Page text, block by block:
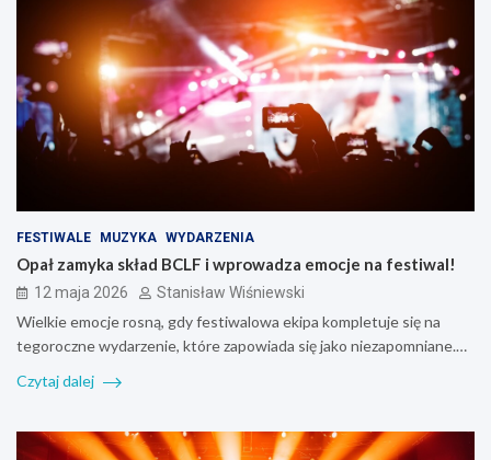
FESTIWALE MUZYKA WYDARZENIA
Opał zamyka skład BCLF i wprowadza emocje na festiwal!
12 maja 2026 Stanisław Wiśniewski
Wielkie emocje rosną, gdy festiwalowa ekipa kompletuje się na
tegoroczne wydarzenie, które zapowiada się jako niezapomniane.…
Czytaj dalej